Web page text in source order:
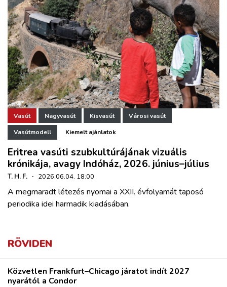
Vasút Nagyvasút Kisvasút Városi vasút
Vasútmodell Kiemelt ajánlatok
Eritrea vasúti szubkultúrájának vizuális
krónikája, avagy Indóház, 2026. június–július
T. H. F. · 2026.06.04. 18:00
A megmaradt létezés nyomai a XXII. évfolyamát taposó
periodika idei harmadik kiadásában.
RÖVIDEN
Közvetlen Frankfurt–Chicago járatot indít 2027
nyarától a Condor